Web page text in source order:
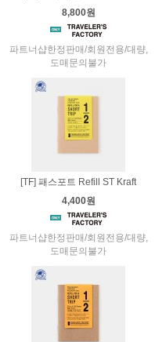
8,800원
파트너샵한정판매/회원전용/대량,
도매문의불가
[TF] 패스포트 Refill ST Kraft
4,400원
파트너샵한정판매/회원전용/대량,
도매문의불가